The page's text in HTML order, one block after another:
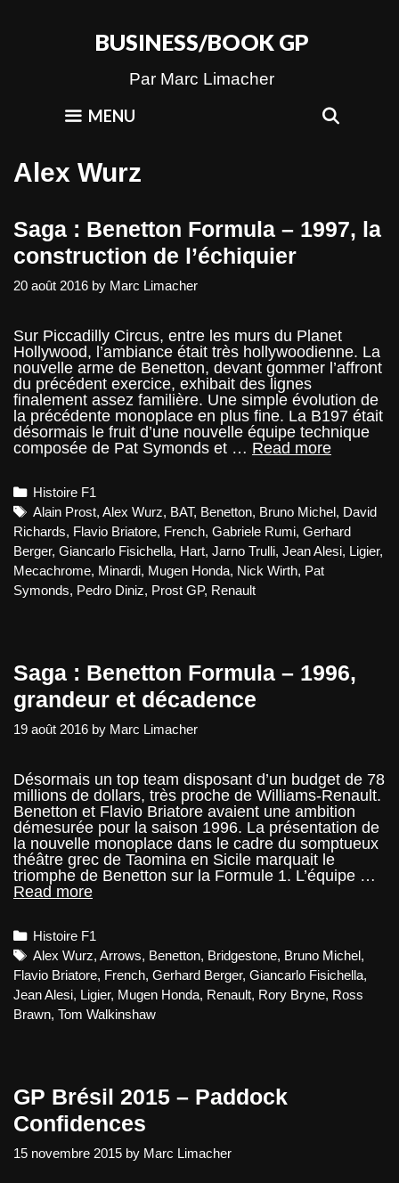
BUSINESS/BOOK GP
Par Marc Limacher
MENU
Alex Wurz
Saga : Benetton Formula – 1997, la
construction de l’échiquier
20 août 2016 by Marc Limacher
Sur Piccadilly Circus, entre les murs du Planet
Hollywood, l’ambiance était très hollywoodienne. La
nouvelle arme de Benetton, devant gommer l’affront
du précédent exercice, exhibait des lignes
finalement assez familière. Une simple évolution de
la précédente monoplace en plus fine. La B197 était
désormais le fruit d’une nouvelle équipe technique
composée de Pat Symonds et … Read moreSaga
–
1997,
la
Categories
Histoire F1
Tags
Alain Prost,Alex Wurz, BAT, Benetton, Bruno Michel, David
Richards, Flavio Briatore, French, Gabriele Rumi, Gerhard
Berger, Giancarlo Fisichella, Hart, Jarno Trulli, Jean Alesi, Ligier,
Mecachrome, Minardi, Mugen Honda, Nick Wirth, Pat
Symonds, Pedro Diniz, Prost GP, Renault
Saga : Benetton Formula – 1996,
grandeur et décadence
19 août 2016 by Marc Limacher
Désormais un top team disposant d’un budget de 78
millions de dollars, très proche de Williams-Renault.
Benetton et Flavio Briatore avaient une ambition
démesurée pour la saison 1996. La présentation de
la nouvelle monoplace dans le cadre du somptueux
théâtre grec de Taomina en Sicile marquait le
triomphe de Benetton sur la Formule 1. L’équipe …
Read moreSaga
Formula
–
1996,
grandeur
et
décadence
Categories
Histoire F1
Tags
Alex Wurz,Arrows, Benetton, Bridgestone, Bruno Michel ,
Flavio Briatore, French, Gerhard Berger, Giancarlo Fisichella,
Jean Alesi, Ligier, Mugen Honda, Renault, Rory Bryne, Ross
Brawn, Tom Walkinshaw
GP Brésil 2015 – Paddock
Confidences
15 novembre 2015 by Marc Limacher